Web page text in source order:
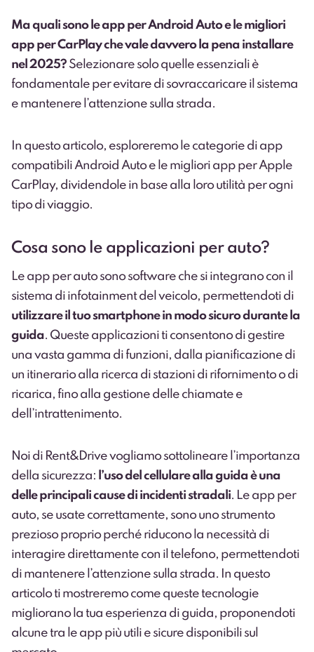
Ma quali sono le app per Android Auto e le migliori
app per CarPlay che vale davvero la pena installare
nel 2025? Selezionare solo quelle essenziali è
fondamentale per evitare di sovraccaricare il sistema
e mantenere l’attenzione sulla strada.
In questo articolo, esploreremo le categorie di app
compatibili Android Auto e le migliori app per Apple
CarPlay, dividendole in base alla loro utilità per ogni
tipo di viaggio.
Cosa sono le applicazioni per auto?
Le app per auto sono software che si integrano con il
sistema di infotainment del veicolo, permettendoti di
utilizzare il tuo smartphone in modo sicuro durante la
guida. Queste applicazioni ti consentono di gestire
una vasta gamma di funzioni, dalla pianificazione di
un itinerario alla ricerca di stazioni di rifornimento o di
ricarica, fino alla gestione delle chiamate e
dell’intrattenimento.
Noi di Rent&Drive vogliamo sottolineare l’importanza
della sicurezza: l’uso del cellulare alla guida è una
delle principali cause di incidenti stradali. Le app per
auto, se usate correttamente, sono uno strumento
prezioso proprio perché riducono la necessità di
interagire direttamente con il telefono, permettendoti
di mantenere l’attenzione sulla strada. In questo
articolo ti mostreremo come queste tecnologie
migliorano la tua esperienza di guida, proponendoti
alcune tra le app più utili e sicure disponibili sul